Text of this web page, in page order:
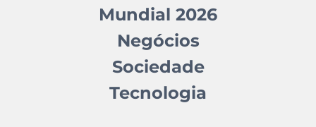
Mundial 2026
Negócios
Sociedade
Tecnologia